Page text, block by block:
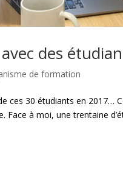
des
de formation
ces 30 étudiants en 2017…
Face à moi, une trentaine